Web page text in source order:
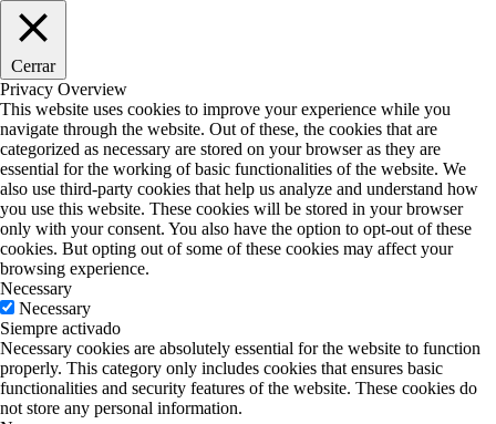
Cerrar
Privacy Overview
This website uses cookies to improve your experience while you
navigate through the website. Out of these, the cookies that are
categorized as necessary are stored on your browser as they are
essential for the working of basic functionalities of the website. We
also use third-party cookies that help us analyze and understand how
you use this website. These cookies will be stored in your browser
only with your consent. You also have the option to opt-out of these
cookies. But opting out of some of these cookies may affect your
browsing experience.
Necessary
Necessary
Siempre activado
Necessary cookies are absolutely essential for the website to function
properly. This category only includes cookies that ensures basic
functionalities and security features of the website. These cookies do
not store any personal information.